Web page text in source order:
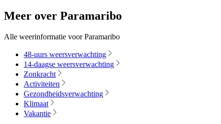
Meer over Paramaribo
Alle weerinformatie voor Paramaribo
48-uurs weersverwachting
14-daagse weersverwachting
Zonkracht
Activiteiten
Gezondheidsverwachting
Klimaat
Vakantie